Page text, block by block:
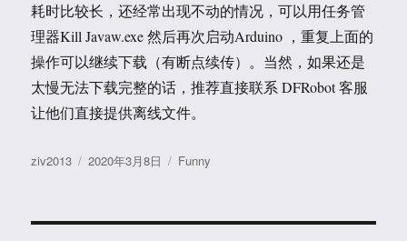
耗时比较长，还经常出现不动的情况，可以用任务管
理器Kill Javaw.exe 然后再次启动Arduino ，重复上面的
操作可以继续下载（有断点续传）。当然，如果还是
太慢无法下载完整的话，推荐直接联系 DFRobot 客服
让他们直接提供离线文件。
作
ziv2013
发
2020年3月8日
分
Funny